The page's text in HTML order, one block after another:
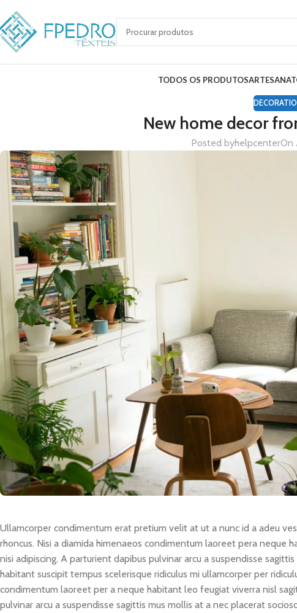
TODOS OS PRODUTOS
New home decor
Posted byhelpcenterOn
Ullamcorper condimentum erat pretium velit at ut a nunc id a adeu
rhoncus. Nisi a diamida himenaeos condimentum laoreet pera neque
nisi adipiscing. A parturient dapibus pulvinar arcu a suspendisse
habitant suscipit tempus scelerisque ridiculus mi ullamcorper per
condimentum laoreet per a neque habitant leo feugiat viverra nisl
pulvinar arcu a suspendisse sagittis mus mollis at a nec placerat